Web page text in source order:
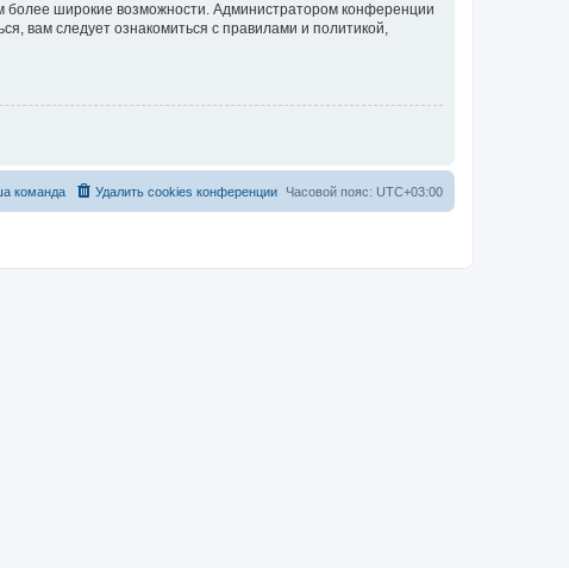
более широкие возможности. Администратором конференции
вам следует ознакомиться с правилами и политикой,
Часовой пояс: UTC+03:00
Удалить cookies конференции
команда